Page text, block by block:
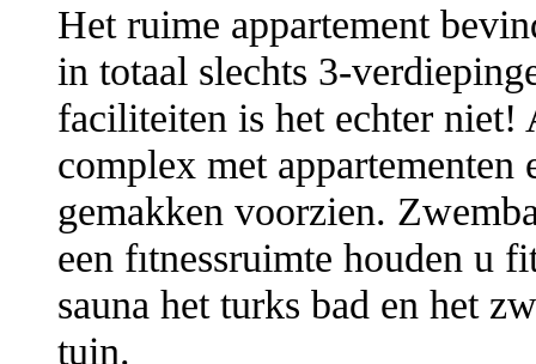
Het ruime appartement
in totaal slechts 3-
faciliteiten is het echter niet!
complex met
gemakken voorzien.
een fıtnessruimte houden u
sauna het turks bad en het
tuin.